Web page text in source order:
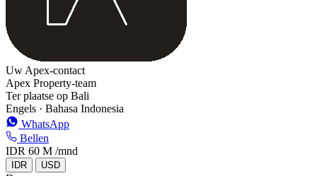
Uw Apex-contact
Apex Property-team
Ter plaatse op Bali
Engels · Bahasa Indonesia
WhatsApp
Bellen
IDR 60 M /mnd
IDR USD